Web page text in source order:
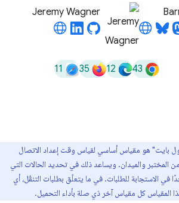
Jeremy Wagner
43
12
35
11
هو مقياس أساسي لقياس وقت إعداد الاتصال
والميدان. ويساعد ذلك في تحديد الحالات التي
للطلبات. في ما يتعلّق بطلبات التنقّل، أي